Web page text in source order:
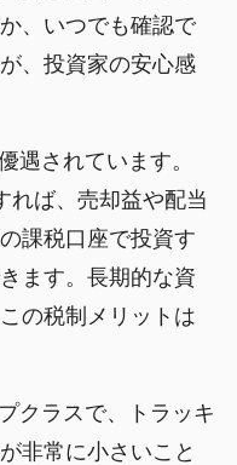
、いつでも確認で
、投資家の安心感
遇されています。
れば、売却益や配当
課税口座で投資す
ます。長期的な資
の税制メリットは
クラスで、トラッキ
非常に小さいこと